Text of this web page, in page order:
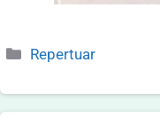
Repertuar